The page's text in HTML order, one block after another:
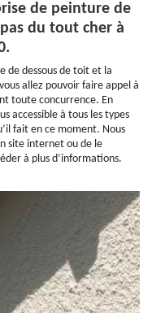
de peinture de
du tout cher à
de dessous de toit et la
allez pouvoir faire appel à
toute concurrence. En
accessible à tous les types
fait en ce moment. Nous
site internet ou de le
à plus d’informations.